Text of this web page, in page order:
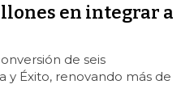
en integrar a
de seis
y Éxito, renovando más de